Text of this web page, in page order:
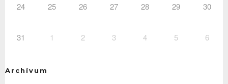
24 25 26 27 28 29 30
31 1 2 3 4 5 6
Archívum